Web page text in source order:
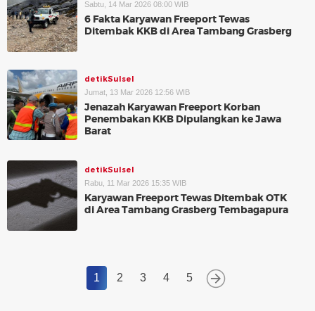
Sabtu, 14 Mar 2026 08:00 WIB
6 Fakta Karyawan Freeport Tewas
Ditembak KKB di Area Tambang Grasberg
detikSulsel
Jumat, 13 Mar 2026 12:56 WIB
Jenazah Karyawan Freeport Korban
Penembakan KKB Dipulangkan ke Jawa
Barat
detikSulsel
Rabu, 11 Mar 2026 15:35 WIB
Karyawan Freeport Tewas Ditembak OTK
di Area Tambang Grasberg Tembagapura
1 2 3 4 5